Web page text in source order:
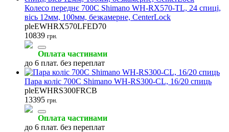
Обідні гальма
(12)
Колесо переднє 700C Shimano WH-RX570-TL, 24 спиці,
вісь 12мм, 100мм, безкамерне, CenterLock
pleEWHRX570LFED70
10839 грн.
Оплата частинами
до 6 плат. без переплат
Пара коліс 700C Shimano WH-RS300-CL, 16/20 спиць
pleEWHRS300FRCB
13395 грн.
Оплата частинами
до 6 плат. без переплат